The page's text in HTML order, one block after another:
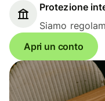
Protezione
Siamo
Apri un conto